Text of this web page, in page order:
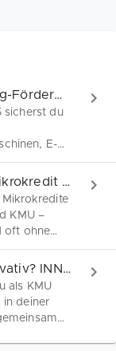
Sichere dir jetzt Leasing-Fördermittel 2025!
sicherst du
E-
und
du modern
finanziell
Finde den perfekten Mikrokredit für dein Business
KMU –
oft ohne
die
Du bist klein, aber innovativ? INNO-KOM hilft dir!
als KMU
deiner